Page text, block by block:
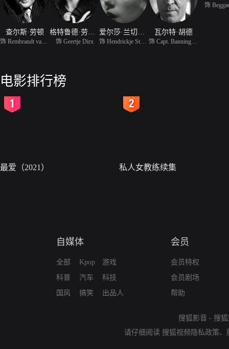
查尔斯·劳顿
饰 Geertje Dirx
瓦尔特·胡德
饰
电影排行榜
最爱（2021） 私人女教练续集
自媒体
全部
科普
国风
Kpop
汽车
搞笑
游戏
科技
出品人
会员
会员特权
会员剧场
帮助
搜狐影音 - 搜
请仔细阅读 搜狐视频隐私政策、